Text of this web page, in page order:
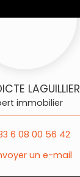
LAGUILLIER
immobilier
6 08 00 56 42
un e-mail